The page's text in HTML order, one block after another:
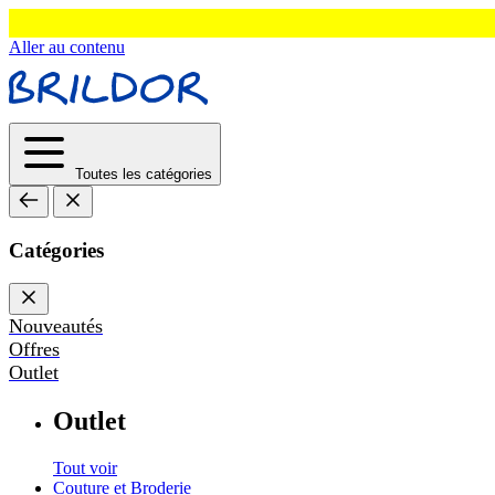
Aller au contenu
Toutes les catégories
Catégories
Nouveautés
Offres
Outlet
Outlet
Tout voir
Couture et Broderie